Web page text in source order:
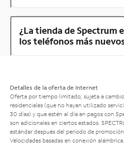
¿La tienda de Spectrum
los teléfonos más
Detalles de la oferta de Internet
Oferta por tiempo limitado; sujeta a
residenciales (que no hayan utilizado
30 días) y que estén al día en pagos con
son adicionales en ciertos estados.
estándar después del período de
Velocidades basadas en conexión